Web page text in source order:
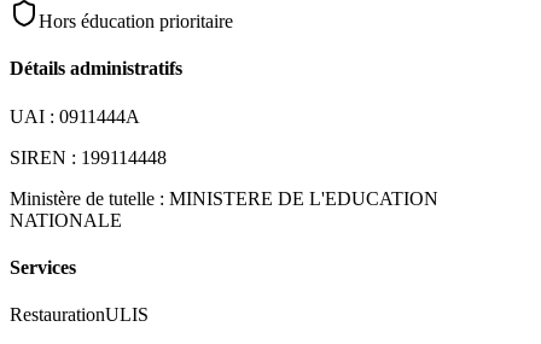
Hors éducation prioritaire
Détails administratifs
UAI : 0911444A
SIREN : 199114448
Ministère de tutelle : MINISTERE DE L'EDUCATION
NATIONALE
Services
RestaurationULIS